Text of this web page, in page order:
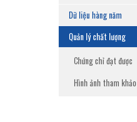
Dữ liệu hàng năm
Quản lý chất lượng
Chứng chỉ đạt được
Hình ảnh tham khảo